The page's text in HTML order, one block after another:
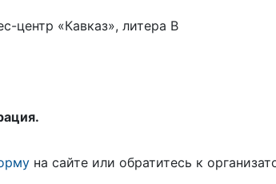
центр «Кавказ», литера B
на сайте или обратитесь к